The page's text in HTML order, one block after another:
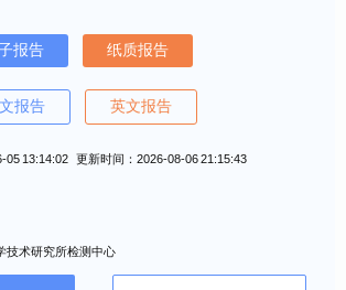
报告 纸质报告
报告 英文报告
05 13:14:02 更新时间：2026-08-06 21:15:43
技术研究所检测中心